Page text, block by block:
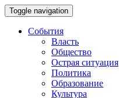
Toggle navigation
События
Власть
Общество
Острая ситуация
Политика
Образование
Культура